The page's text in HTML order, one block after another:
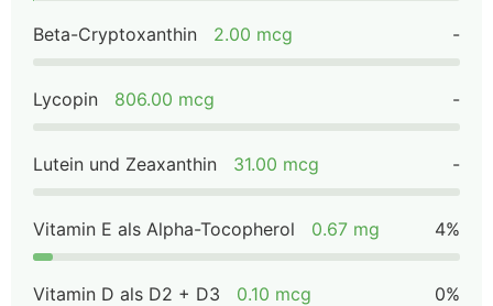
Beta-Cryptoxanthin 2.00 mcg -
Lycopin 806.00 mcg -
Lutein und Zeaxanthin 31.00 mcg -
Vitamin E als Alpha-Tocopherol 0.67 mg 4%
Vitamin D als D2 + D3 0.10 mcg 0%